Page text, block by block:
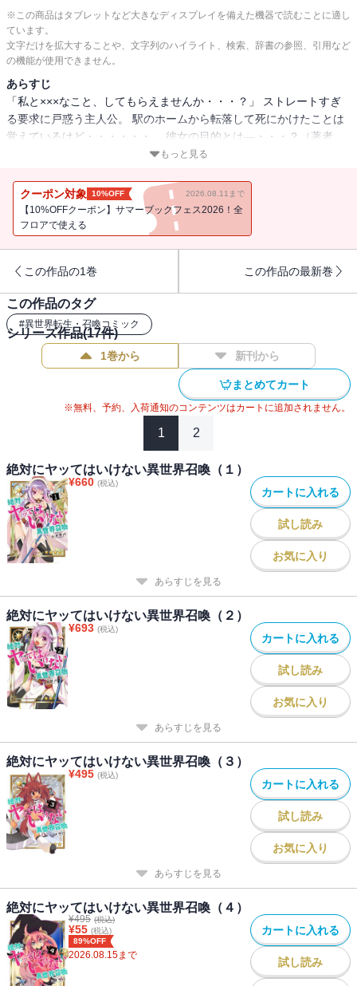
※この商品はタブレットなど大きなディスプレイを備えた機器で読むことに適し
ています。
文字だけを拡大することや、文字列のハイライト、検索、辞書の参照、引用など
の機能が使用できません。
あらすじ
「私と×××なこと、してもらえませんか・・・？」 ストレートすぎ
る要求に戸惑う主人公。 駅のホームから転落して死にかけたことは
覚えているけど・・・・・・。 彼女の目的とは―・・・？（著者
名：シメサバ / 初出：GANMA!19～30話掲載分）
もっと見る
クーポン対象 10%OFF 2026.08.11まで
【10%OFFクーポン】サマーブックフェス2026！全
フロアで使える
この作品の1巻 この作品の最新巻
この作品のタグ
#異世界転生・召喚コミック
シリーズ作品(17件)
1巻から 新刊から
まとめてカート
※無料、予約、入荷通知のコンテンツはカートに追加されません。
1 2
絶対にヤッてはいけない異世界召喚（１）
¥660 (税込)
カートに入れる
試し読み
お気に入り
あらすじを見る
絶対にヤッてはいけない異世界召喚（２）
¥693 (税込)
カートに入れる
試し読み
お気に入り
あらすじを見る
絶対にヤッてはいけない異世界召喚（３）
¥495 (税込)
カートに入れる
試し読み
お気に入り
あらすじを見る
絶対にヤッてはいけない異世界召喚（４）
¥495 (税込)
¥55 (税込)
89%OFF
2026.08.15まで
カートに入れる
試し読み